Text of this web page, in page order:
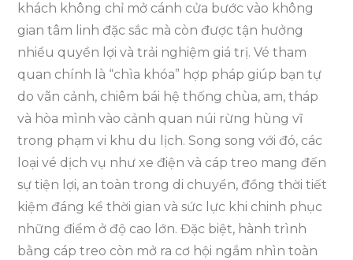
khách không chỉ mở cánh cửa bước vào không
gian tâm linh đặc sắc mà còn được tận hưởng
nhiều quyền lợi và trải nghiệm giá trị. Vé tham
quan chính là “chìa khóa” hợp pháp giúp bạn tự
do vãn cảnh, chiêm bái hệ thống chùa, am, tháp
và hòa mình vào cảnh quan núi rừng hùng vĩ
trong phạm vi khu du lịch. Song song với đó, các
loại vé dịch vụ như xe điện và cáp treo mang đến
sự tiện lợi, an toàn trong di chuyển, đồng thời tiết
kiệm đáng kể thời gian và sức lực khi chinh phục
những điểm ở độ cao lớn. Đặc biệt, hành trình
bằng cáp treo còn mở ra cơ hội ngắm nhìn toàn